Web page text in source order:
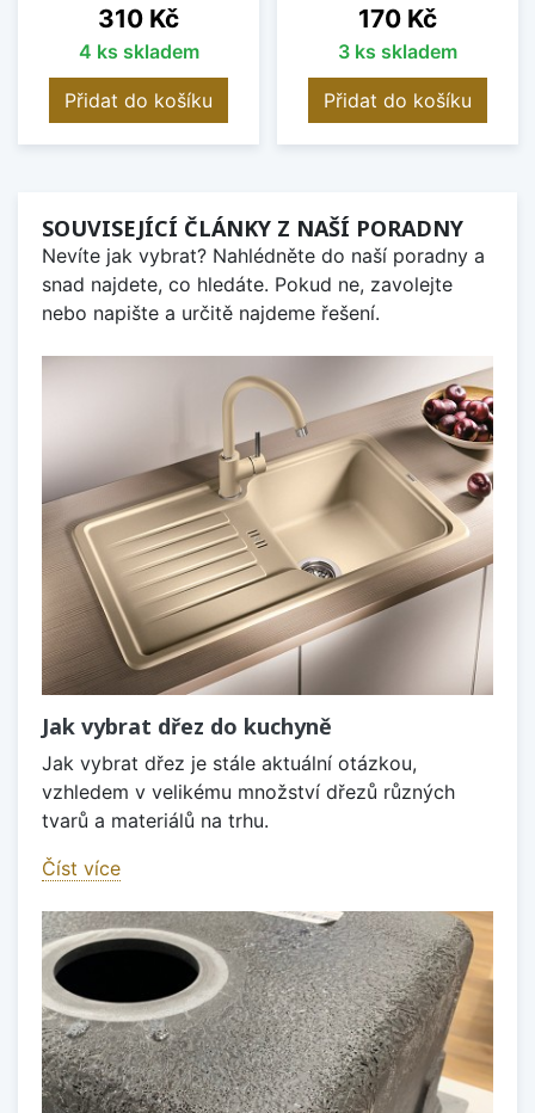
Cena
310 Kč
4 ks skladem
Přidat do košíku
Cena
170 Kč
3 ks skladem
Přidat do košíku
SOUVISEJÍCÍ ČLÁNKY Z NAŠÍ PORADNY
Nevíte jak vybrat? Nahlédněte do naší poradny a
snad najdete, co hledáte. Pokud ne, zavolejte
nebo napište a určitě najdeme řešení.
Jak vybrat dřez do kuchyně
Jak vybrat dřez je stále aktuální otázkou,
vzhledem v velikému množství dřezů různých
tvarů a materiálů na trhu.
Číst více